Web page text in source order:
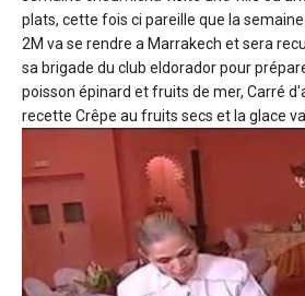
plats, cette fois ci pareille que la
2M va se rendre a Marrakech et sera
sa brigade du club eldorador pour
poisson épinard et fruits de mer, Carré
recette Crêpe au fruits secs et la glace